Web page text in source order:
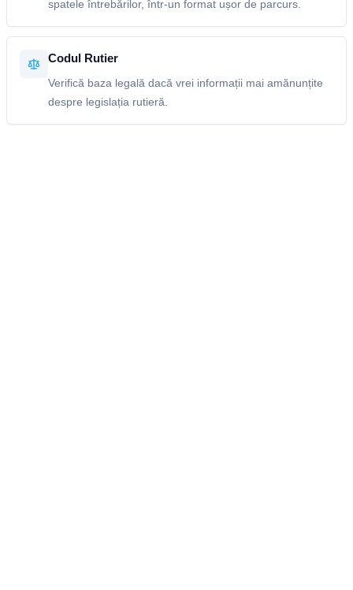
spatele întrebărilor, într-un format ușor de parcurs.
Codul Rutier
Verifică baza legală dacă vrei informații mai amănunțite
despre legislația rutieră.